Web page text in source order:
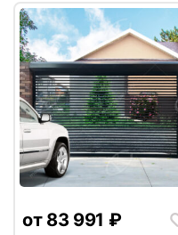
от 83 991 ₽